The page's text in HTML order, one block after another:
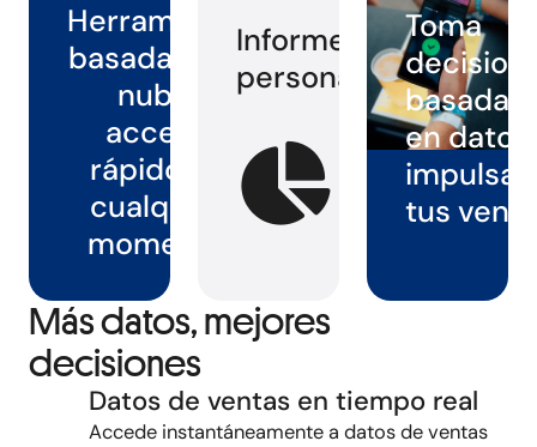
Toma
basadas
en datos
impulsa
tus
Herramienta
basada en la
nube:
acceso
rápido en
cualquier
momento
Informes
personalizables
Más datos, mejores
decisiones
Datos de ventas en tiempo real
Accede instantáneamente a datos de ventas